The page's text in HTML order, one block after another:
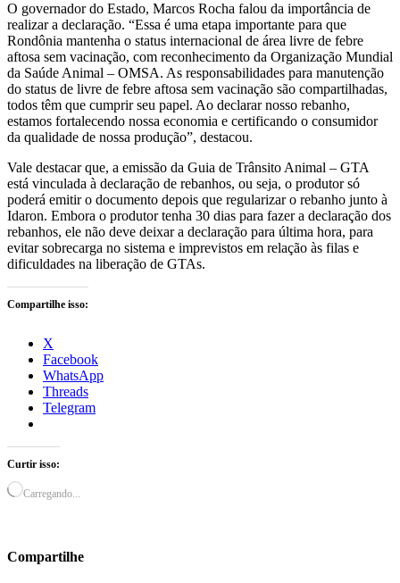
O governador do Estado, Marcos Rocha falou da importância de
realizar a declaração. “Essa é uma etapa importante para que
Rondônia mantenha o status internacional de área livre de febre
aftosa sem vacinação, com reconhecimento da Organização Mundial
da Saúde Animal – OMSA. As responsabilidades para manutenção
do status de livre de febre aftosa sem vacinação são compartilhadas,
todos têm que cumprir seu papel. Ao declarar nosso rebanho,
estamos fortalecendo nossa economia e certificando o consumidor
da qualidade de nossa produção”, destacou.
Vale destacar que, a emissão da Guia de Trânsito Animal – GTA
está vinculada à declaração de rebanhos, ou seja, o produtor só
poderá emitir o documento depois que regularizar o rebanho junto à
Idaron. Embora o produtor tenha 30 dias para fazer a declaração dos
rebanhos, ele não deve deixar a declaração para última hora, para
evitar sobrecarga no sistema e imprevistos em relação às filas e
dificuldades na liberação de GTAs.
Compartilhe isso:
X
Facebook
WhatsApp
Threads
Telegram
Curtir isso:
Carregando...
Compartilhe